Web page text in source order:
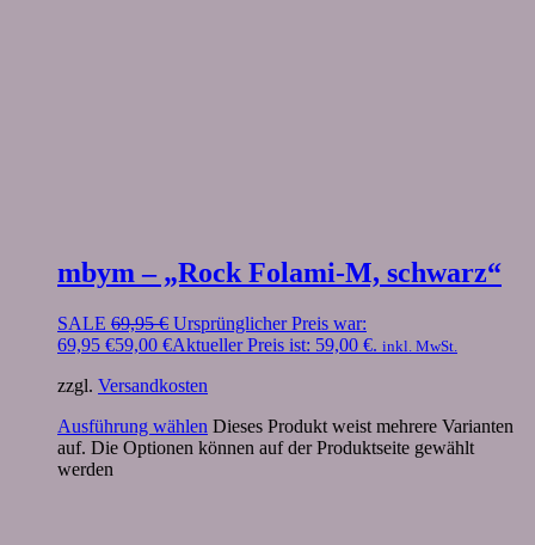
mbym – „Rock Folami-M, schwarz“
SALE 69,95€ Ursprünglicher Preis war:
69,95 €59,00 €Aktueller Preis ist: 59,00 €. inkl. MwSt.
zzgl. Versandkosten
Ausführung wählen Dieses Produkt weist mehrere Varianten
auf. Die Optionen können auf der Produktseite gewählt
werden